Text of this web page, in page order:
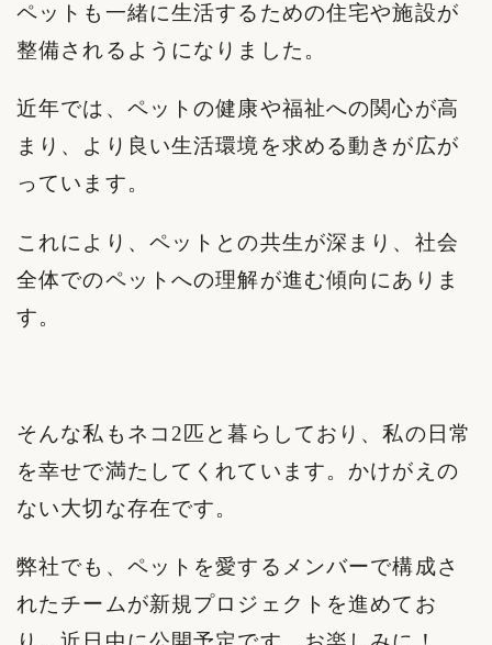
ペットも一緒に生活するための住宅や施設が
整備されるようになりました。
近年では、ペットの健康や福祉への関心が高
まり、より良い生活環境を求める動きが広が
っています。
これにより、ペットとの共生が深まり、社会
全体でのペットへの理解が進む傾向にありま
す。
そんな私もネコ2匹と暮らしており、私の日常
を幸せで満たしてくれています。かけがえの
ない大切な存在です。
弊社でも、ペットを愛するメンバーで構成さ
れたチームが新規プロジェクトを進めてお